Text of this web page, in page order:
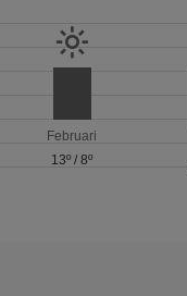
Februari
13º / 8º